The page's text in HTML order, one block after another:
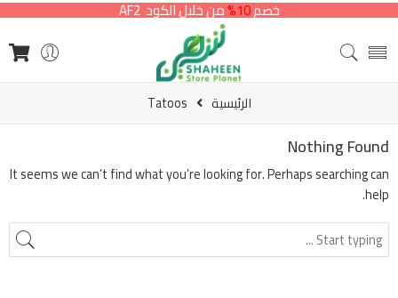
خصم10% من خلال الكود AF2
الرئيسية Tatoos
Nothing Found
It seems we can’t find what you’re looking for. Perhaps searching can
help.